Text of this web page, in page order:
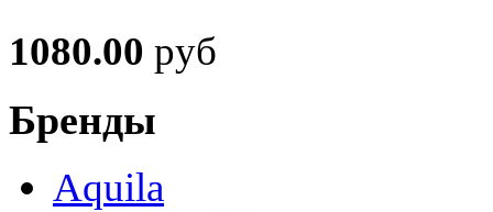
1080.00 руб
Бренды
Aquila